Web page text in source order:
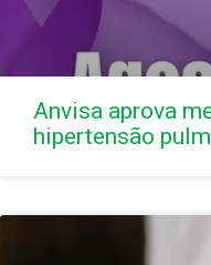
Anvisa aprova
hipertensão